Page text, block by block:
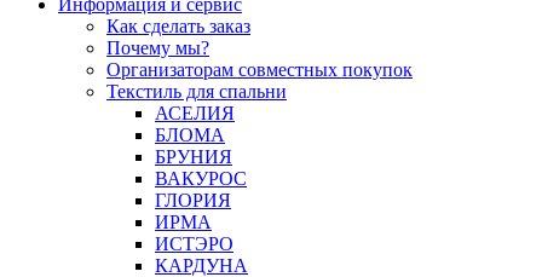
Информация и сервис
Как сделать заказ
Почему мы?
Организаторам совместных покупок
Текстиль для спальни
АСЕЛИЯ
БЛОМА
БРУНИЯ
ВАКУРОС
ГЛОРИЯ
ИРМА
ИСТЭРО
КАРДУНА